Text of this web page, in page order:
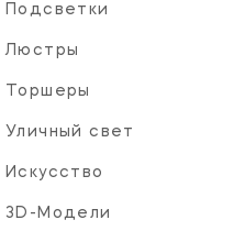
Подсветки
Люстры
Торшеры
Уличный свет
Искусство
3D-Модели